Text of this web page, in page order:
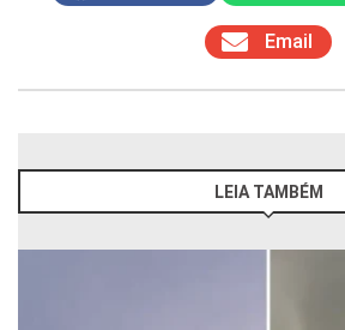
Email
LEIA TAMBÉM